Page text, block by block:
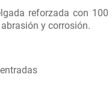
reforzada con 100
y corrosión.